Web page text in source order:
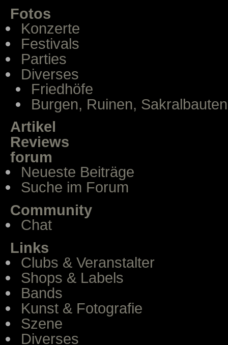
Fotos
Konzerte
Festivals
Parties
Diverses
Friedhöfe
Burgen, Ruinen, Sakralbauten
Artikel
Reviews
forum
Neueste Beiträge
Suche im Forum
Community
Chat
Links
Clubs & Veranstalter
Shops & Labels
Bands
Kunst & Fotografie
Szene
Diverses